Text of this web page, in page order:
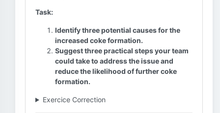
Task:
Identify three potential causes for the
increased coke formation.
Suggest three practical steps your team
could take to address the issue and
reduce the likelihood of further coke
formation.
Exercice Correction